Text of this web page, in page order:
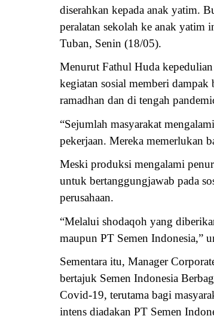
diserahkan kepada anak yatim.
peralatan sekolah ke anak
Tuban, Senin (18/05).
Menurut Fathul Huda
kegiatan sosial memberi
ramadhan dan di tengah
“Sejumlah masyarakat
pekerjaan. Mereka memerlukan
Meski produksi mengalami
untuk bertanggungjawab pada
perusahaan.
“Melalui shodaqoh yang
maupun PT Semen Indonesia,”
Sementara itu, Manager
bertajuk Semen Indonesia
Covid-19, terutama bagi
intens diadakan PT Semen